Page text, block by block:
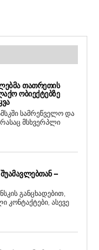
ᲗᲐᲗᲠᲔᲗᲘᲡ
ᲝᲑᲘᲔᲥᲢᲔᲑᲖᲔ
სამრეწველო და
რასაც მსხვერპლი
–
განცხადებით,
კონტაქტები, ასევე